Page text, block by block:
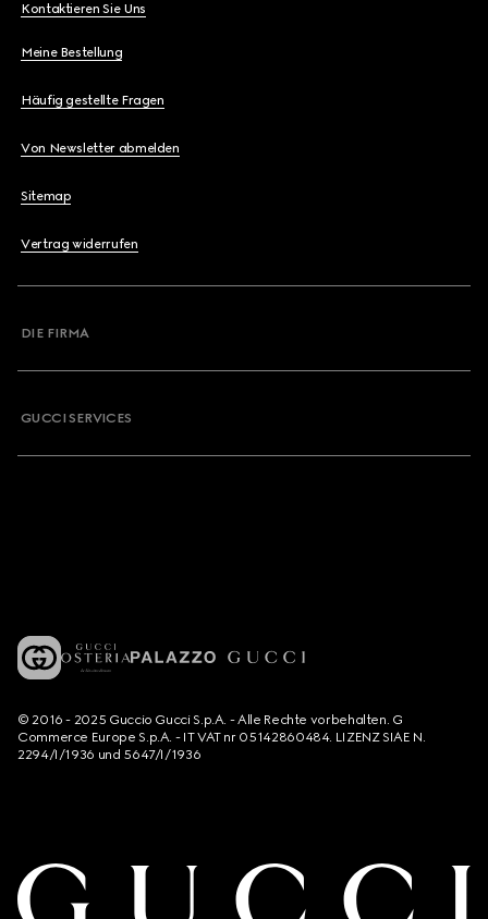
Kontaktieren Sie Uns
Meine Bestellung
Häufig gestellte Fragen
Von Newsletter abmelden
Sitemap
Vertrag widerrufen
DIE FIRMA
GUCCI SERVICES
© 2016 - 2025 Guccio Gucci S.p.A. - Alle Rechte vorbehalten. G
Commerce Europe S.p.A. - IT VAT nr 05142860484. LIZENZ SIAE N.
2294/I/1936 und 5647/I/1936